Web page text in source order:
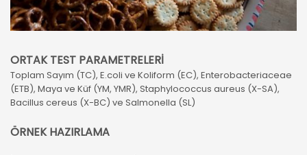
ORTAK TEST PARAMETRELERİ
Toplam Sayım (TC), E.coli ve Koliform (EC), Enterobacteriaceae
(ETB), Maya ve Küf (YM, YMR), Staphylococcus aureus (X-SA),
Bacillus cereus (X-BC) ve Salmonella (SL)
ÖRNEK HAZIRLAMA